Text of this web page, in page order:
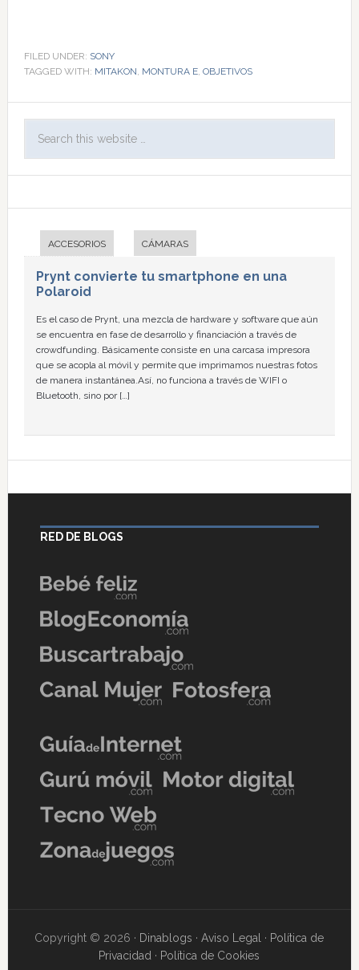
FILED UNDER: SONY
TAGGED WITH: MITAKON, MONTURA E, OBJETIVOS
ACCESORIOS CÁMARAS
Prynt convierte tu smartphone en una
Polaroid
Es el caso de Prynt, una mezcla de hardware y software que aún
se encuentra en fase de desarrollo y financiación a través de
crowdfunding. Básicamente consiste en una carcasa impresora
que se acopla al móvil y permite que imprimamos nuestras fotos
de manera instantánea.Así, no funciona a través de WIFI o
Bluetooth, sino por […]
RED DE BLOGS
Copyright © 2026 · Dinablogs ·Aviso Legal · Política de
Privacidad · Política de Cookies